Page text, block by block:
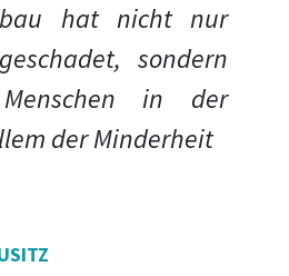
hat nicht nur
sondern
in der
der Minderheit